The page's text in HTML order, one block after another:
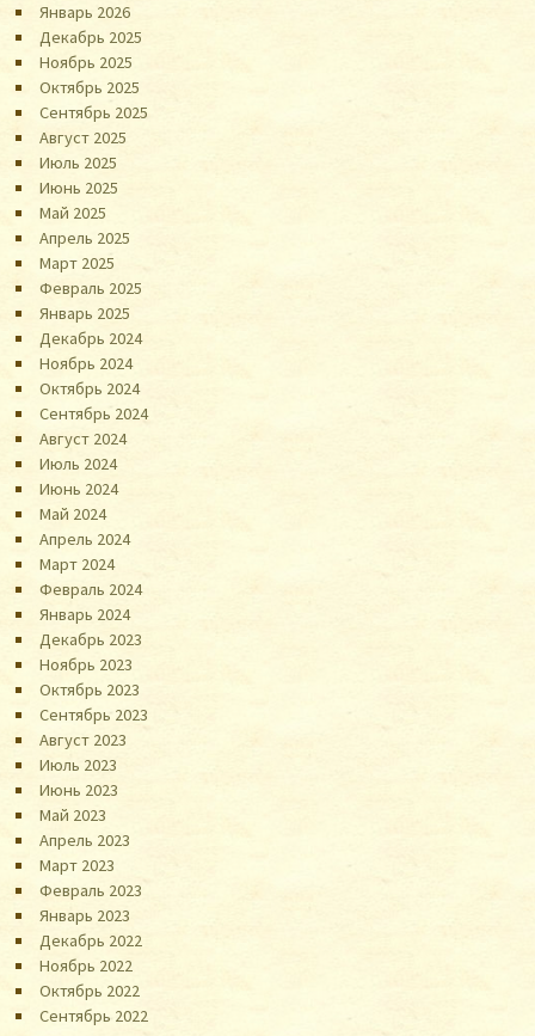
Январь 2026
Декабрь 2025
Ноябрь 2025
Октябрь 2025
Сентябрь 2025
Август 2025
Июль 2025
Июнь 2025
Май 2025
Апрель 2025
Март 2025
Февраль 2025
Январь 2025
Декабрь 2024
Ноябрь 2024
Октябрь 2024
Сентябрь 2024
Август 2024
Июль 2024
Июнь 2024
Май 2024
Апрель 2024
Март 2024
Февраль 2024
Январь 2024
Декабрь 2023
Ноябрь 2023
Октябрь 2023
Сентябрь 2023
Август 2023
Июль 2023
Июнь 2023
Май 2023
Апрель 2023
Март 2023
Февраль 2023
Январь 2023
Декабрь 2022
Ноябрь 2022
Октябрь 2022
Сентябрь 2022